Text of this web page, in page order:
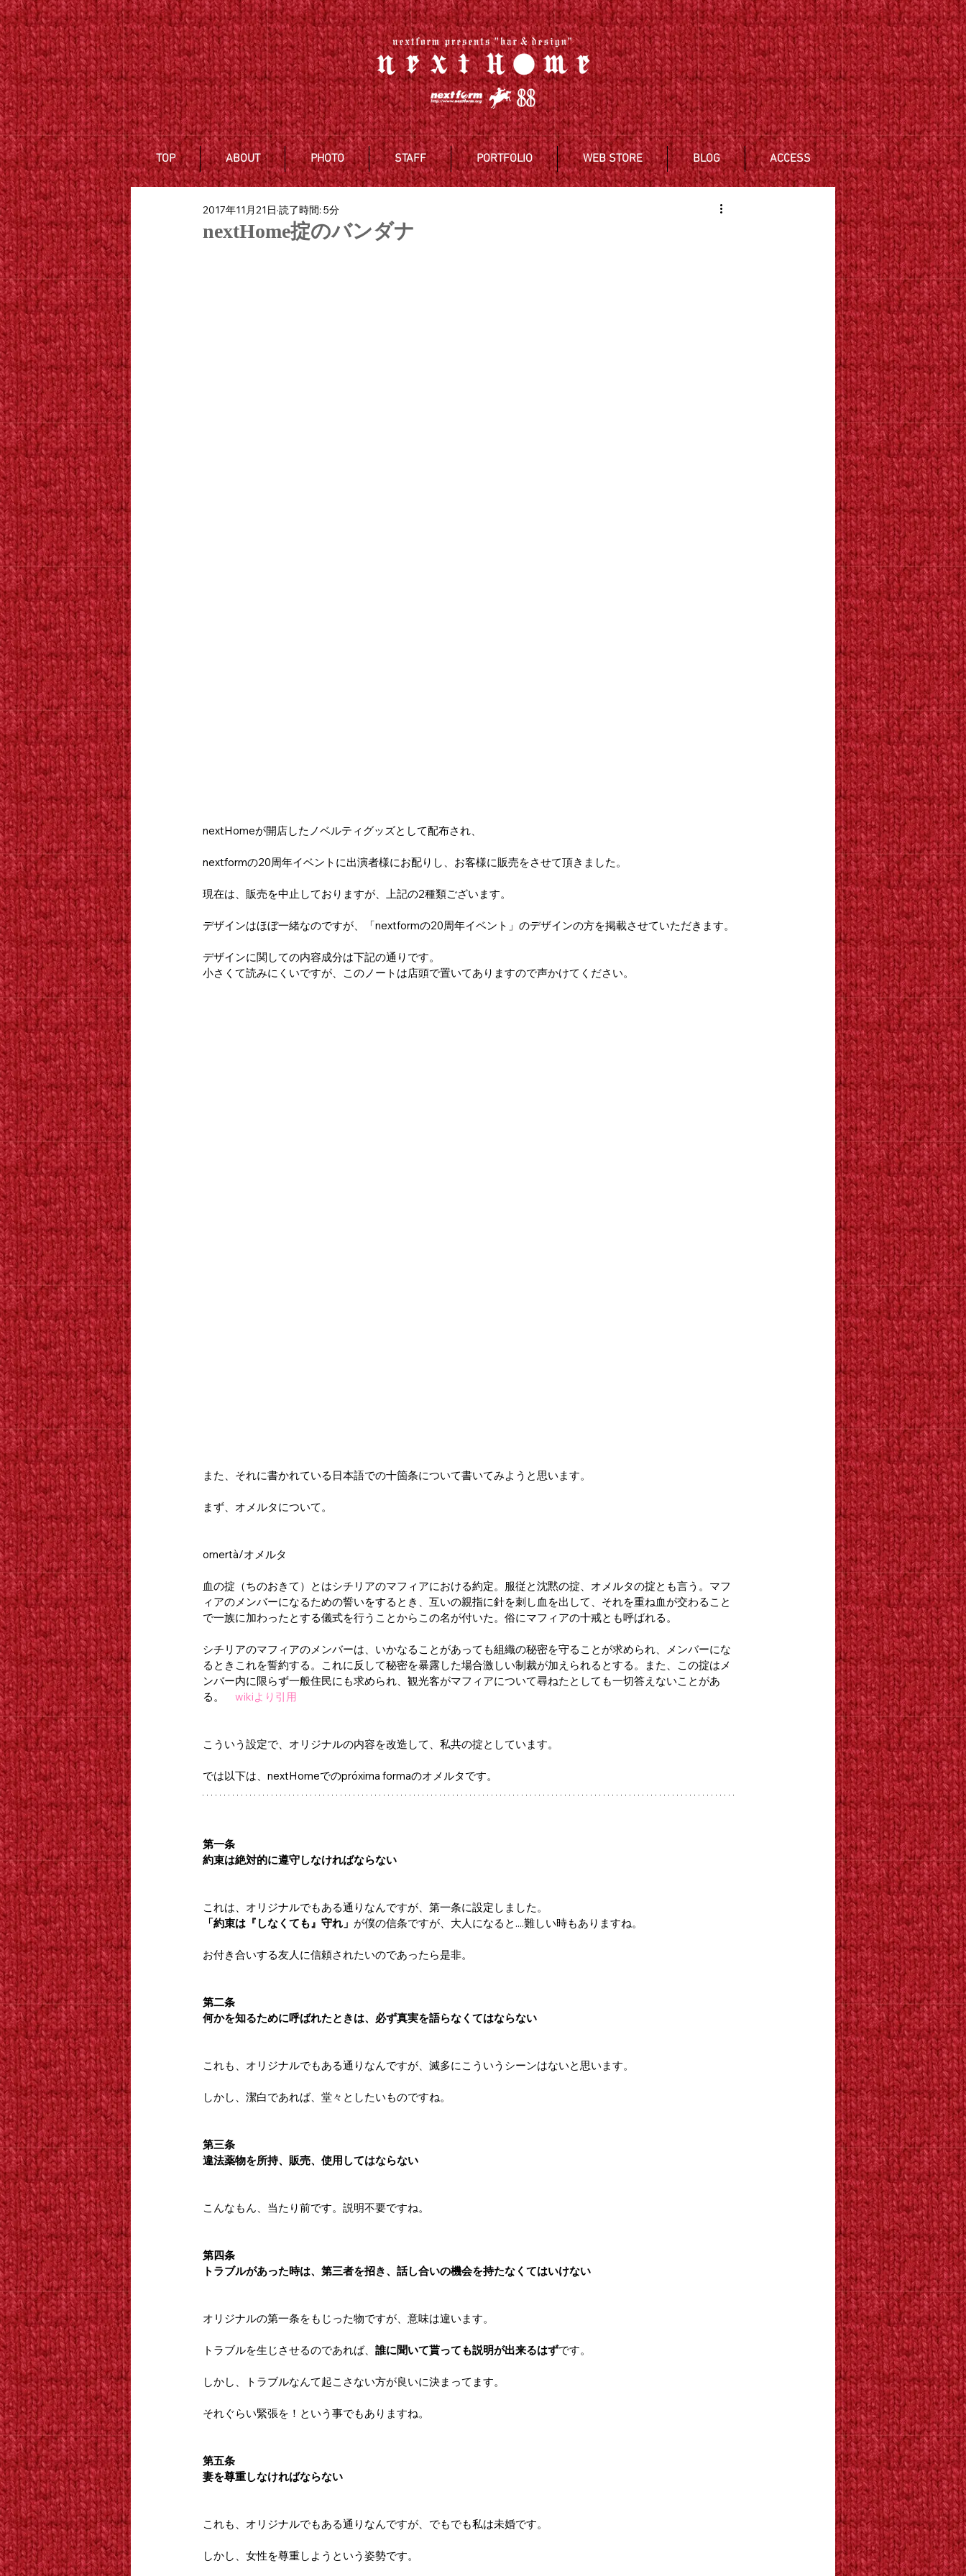
TOP ABOUT PHOTO STAFF PORTFOLIO WEB STORE BLOG ACCESS
nextHome掟のバンダナ
2017年11月21日 読了時間: 5分
nextHomeが開店したノベルティグッズとして配布され、
nextformの20周年イベントに出演者様にお配りし、お客様に販売をさせて頂きました。
現在は、販売を中止しておりますが、上記の2種類ございます。
デザインはほぼ一緒なのですが、「nextformの20周年イベント」のデザインの方を掲載させていただきます。
デザインに関しての内容成分は下記の通りです。
小さくて読みにくいですが、このノートは店頭で置いてありますので声かけてください。
また、それに書かれている日本語での十箇条について書いてみようと思います。
まず、オメルタについて。
omertà/オメルタ
血の掟（ちのおきて）とはシチリアのマフィアにおける約定。服従と沈黙の掟、オメルタの掟とも言う。マフ
ィアのメンバーになるための誓いをするとき、互いの親指に針を刺し血を出して、それを重ね血が交わること
で一族に加わったとする儀式を行うことからこの名が付いた。俗にマフィアの十戒とも呼ばれる。
シチリアのマフィアのメンバーは、いかなることがあっても組織の秘密を守ることが求められ、メンバーにな
るときこれを誓約する。これに反して秘密を暴露した場合激しい制裁が加えられるとする。また、この掟はメ
ンバー内に限らず一般住民にも求められ、観光客がマフィアについて尋ねたとしても一切答えないことがあ
る。 wikiより引用
こういう設定で、オリジナルの内容を改造して、私共の掟としています。
では以下は、nextHomeでのpróxima formaのオメルタです。
第一条
約束は絶対的に遵守しなければならない
これは、オリジナルでもある通りなんですが、第一条に設定しました。
「約束は『しなくても』守れ」 が僕の信条ですが、大人になると....難しい時もありますね。
お付き合いする友人に信頼されたいのであったら是非。
第二条
何かを知るために呼ばれたときは、必ず真実を語らなくてはならない
これも、オリジナルでもある通りなんですが、滅多にこういうシーンはないと思います。
しかし、潔白であれば、堂々としたいものですね。
第三条
違法薬物を所持、販売、使用してはならない
こんなもん、当たり前です。説明不要ですね。
第四条
トラブルがあった時は、第三者を招き、話し合いの機会を持たなくてはいけない
オリジナルの第一条をもじった物ですが、意味は違います。
トラブルを生じさせるのであれば、 誰に聞いて貰っても説明が出来るはずです。
しかし、トラブルなんて起こさない方が良いに決まってます。
それぐらい緊張を！という事でもありますね。
第五条
妻を尊重しなければならない
これも、オリジナルでもある通りなんですが、でもでも私は未婚です。
しかし、女性を尊重しようという姿勢です。